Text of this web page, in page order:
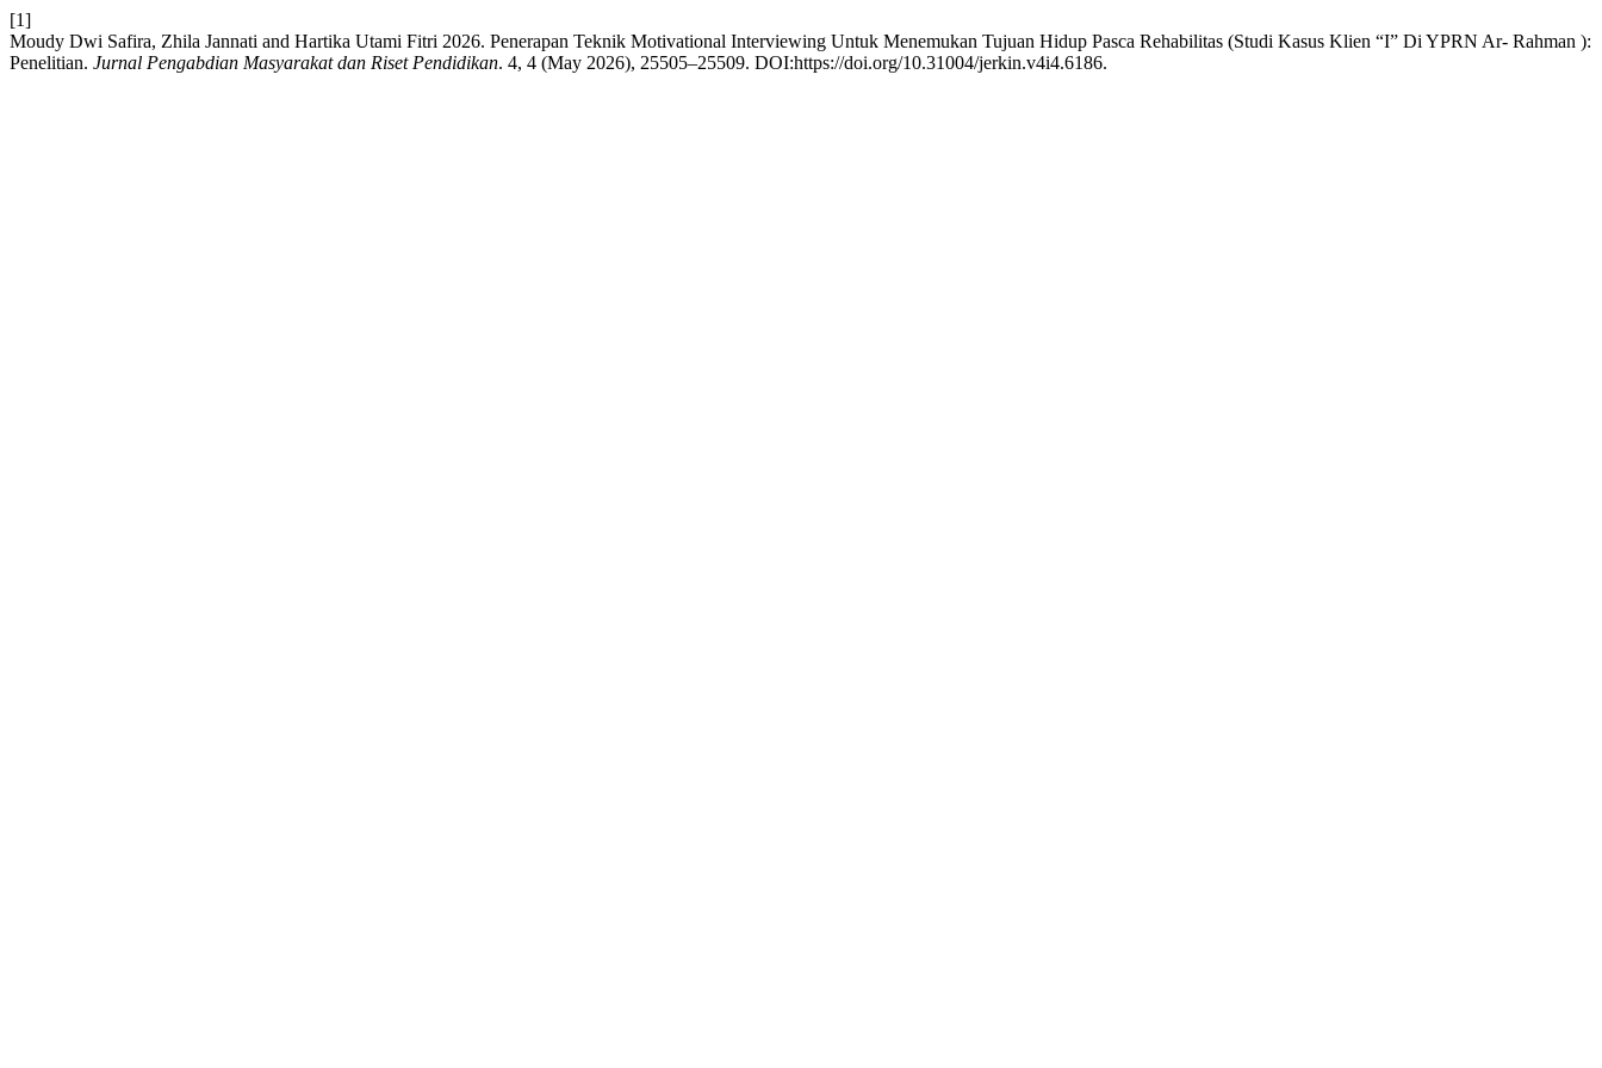
[1]
Moudy Dwi Safira, Zhila Jannati and Hartika Utami Fitri 2026. Penerapan Teknik Motivational Interviewing Untuk Menemukan Tujuan Hidup Pasca Rehabilitas (Studi Kasus Klien “I” Di YPRN Ar- Rahman ):
Penelitian. Jurnal Pengabdian Masyarakat dan Riset Pendidikan. 4, 4 (May 2026), 25505–25509. DOI:https://doi.org/10.31004/jerkin.v4i4.6186.